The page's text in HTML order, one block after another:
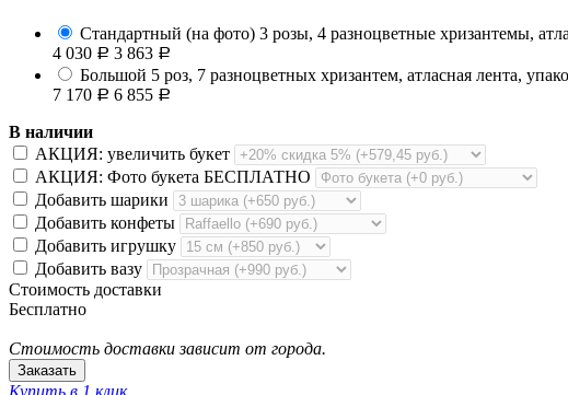
Стандартный (на фото) 3 розы, 4 разноцветные хризантемы,
4 030 Р 3 863 Р
Большой 5 роз, 7 разноцветных хризантем, атласная лента,
7 170 Р 6 855 Р
В наличии
АКЦИЯ: увеличить букет
АКЦИЯ: Фото букета БЕСПЛАТНО
Добавить шарики
Добавить конфеты
Добавить игрушку
Добавить вазу
Стоимость доставки
Бесплатно
Стоимость доставки зависит от города.
Купить в 1 клик